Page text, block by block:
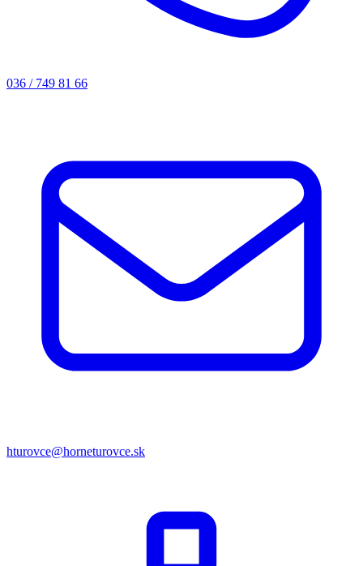
036 / 749 81 66
hturovce@horneturovce.sk